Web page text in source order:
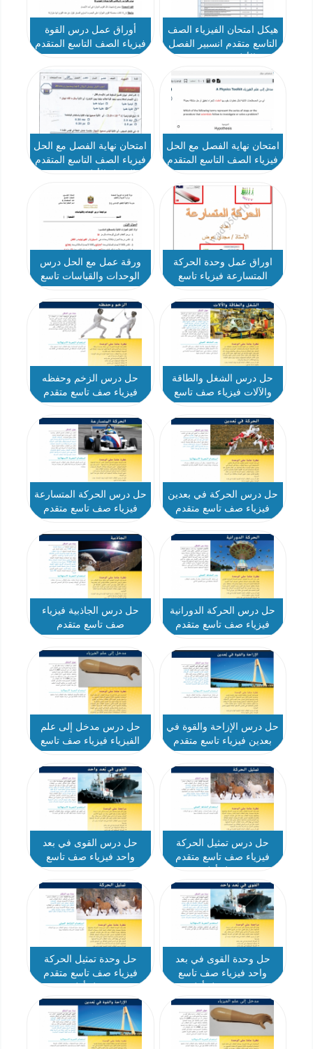
هيكل امتحان الفيزياء الصف
التاسع متقدم انسبير الفصل
أوراق عمل درس القوة
فيزياء الصف التاسع المتقدم
امتحان نهاية الفصل مع الحل
فيزياء الصف التاسع المتقدم
امتحان نهاية الفصل مع الحل
فيزياء الصف التاسع المتقدم
اوراق عمل وحدة الحركة
المتسارعة فيزياء تاسع
ورقة عمل مع الحل درس
الوحدات والقياسات تاسع
حل درس الشغل والطاقة
والآلات فيزياء صف تاسع
حل درس الزخم وحفظه
فيزياء صف تاسع متقدم
حل درس الحركة في بعدين
فيزياء صف تاسع متقدم
حل درس الحركة المتسارعة
فيزياء صف تاسع متقدم
حل درس الحركة الدورانية
فيزياء صف تاسع متقدم
حل درس الجاذبية فيزياء
صف تاسع متقدم
حل درس الإزاحة والقوة في
بعدين فيزياء تاسع متقدم
حل درس مدخل إلى علم
الفيزياء فيزياء صف تاسع
حل درس تمثيل الحركة
فيزياء صف تاسع متقدم
حل درس القوى في بعد
واحد فيزياء صف تاسع
حل وحدة القوى في بعد
واحد فيزياء صف تاسع
حل وحدة تمثيل الحركة
فيزياء صف تاسع متقدم